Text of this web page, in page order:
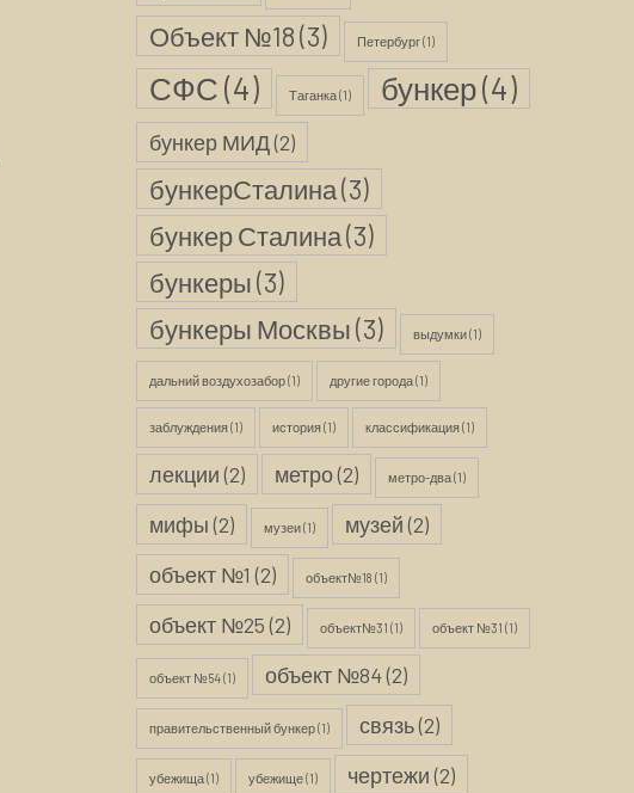
Объект №18(3) Петербург(1)
СФС(4) Таганка(1) бункер(4)
бункер МИД(2)
бункерСталина(3)
бункер Сталина(3)
бункеры(3)
бункеры Москвы(3) выдумки(1)
дальний воздухозабор(1) другие города(1)
заблуждения(1) история(1) классификация(1)
лекции(2) метро(2) метро-два(1)
мифы(2) музеи(1) музей(2)
объект №1 (2) объект№18 (1)
объект №25(2) объект№31 (1) объект №31 (1)
объект №54(1) объект №84(2)
правительственный бункер(1) связь(2)
убежища(1) убежище(1) чертежи(2)